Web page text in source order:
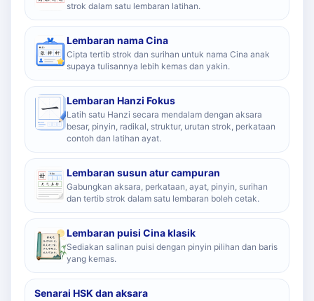
strok dalam satu lembaran latihan.
Lembaran nama Cina
Cipta tertib strok dan surihan untuk nama Cina anak
supaya tulisannya lebih kemas dan yakin.
Lembaran Hanzi Fokus
Latih satu Hanzi secara mendalam dengan aksara
besar, pinyin, radikal, struktur, urutan strok, perkataan
contoh dan latihan ayat.
Lembaran susun atur campuran
Gabungkan aksara, perkataan, ayat, pinyin, surihan
dan tertib strok dalam satu lembaran boleh cetak.
Lembaran puisi Cina klasik
Sediakan salinan puisi dengan pinyin pilihan dan baris
yang kemas.
Senarai HSK dan aksara